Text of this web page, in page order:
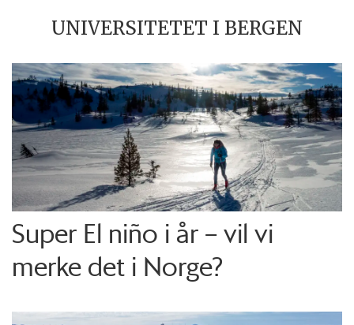
UNIVERSITETET I BERGEN
Super El niño i år – vil vi
merke det i Norge?